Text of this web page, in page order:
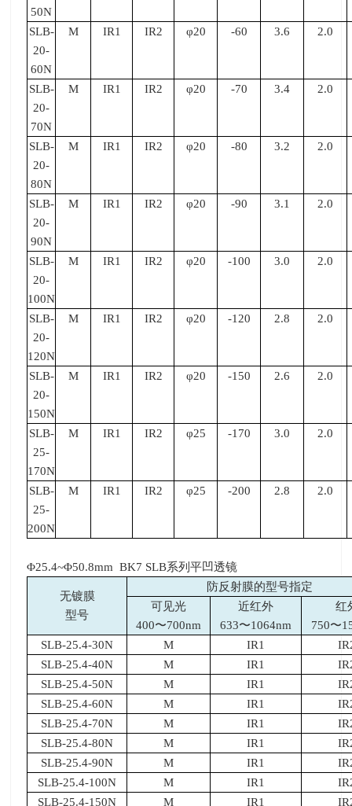
50N
SLB-
20-
60N
M IR1 IR2 φ20 -60 3.6 2.0
SLB-
20-
70N
M IR1 IR2 φ20 -70 3.4 2.0
SLB-
20-
80N
M IR1 IR2 φ20 -80 3.2 2.0
SLB-
20-
90N
M IR1 IR2 φ20 -90 3.1 2.0
SLB-
20-
100N
M IR1 IR2 φ20 -100 3.0 2.0
SLB-
20-
120N
M IR1 IR2 φ20 -120 2.8 2.0
SLB-
20-
150N
M IR1 IR2 φ20 -150 2.6 2.0
SLB-
25-
170N
M IR1 IR2 φ25 -170 3.0 2.0
SLB-
25-
200N
M IR1 IR2 φ25 -200 2.8 2.0
Φ25.4~Φ50.8mm BK7 SLB系列平凹透镜
无镀膜
型号
防反射膜的型号指定
可见光
400〜700nm
近红外
633〜1064nm
红
750〜
SLB-25.4-30N
M IR1
SLB-25.4-40N
M IR1
SLB-25.4-50N
M IR1
SLB-25.4-60N
M IR1
SLB-25.4-70N
M IR1
SLB-25.4-80N
M IR1
SLB-25.4-90N
M IR1
SLB-25.4-100N
M IR1
SLB-25.4-150N
M IR1